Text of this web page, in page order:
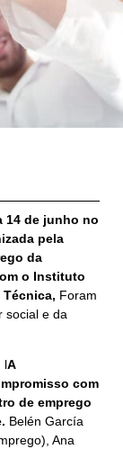
14 de junho no
pela
da
o Instituto
Técnica, Foram
social e da
lA
com
de emprego
Belén García
Ana